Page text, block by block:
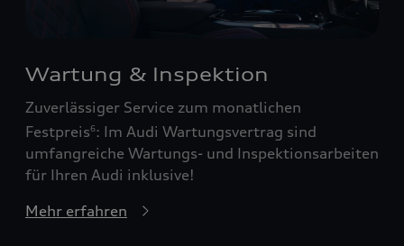
Wartung & Inspektion
Zuverlässiger Service zum monatlichen
Festpreis6: Im Audi Wartungsvertrag sind
umfangreiche Wartungs- und Inspektionsarbeiten
für Ihren Audi inklusive!
Mehr erfahren